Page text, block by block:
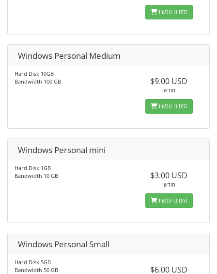
הזמינו עכשיו
Windows Personal Medium
Hard Disk 10GB
Bandwidth 100 GB
$9.00 USD
חודשי
הזמינו עכשיו
Windows Personal mini
Hard Disk 1GB
Bandwidth 10 GB
$3.00 USD
חודשי
הזמינו עכשיו
Windows Personal Small
Hard Disk 5GB
Bandwidth 50 GB
$6.00 USD